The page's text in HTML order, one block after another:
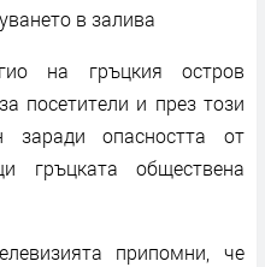
в залива
на гръцкия остров
посетители и през този
заради опасността от
гръцката обществена
припомни, че